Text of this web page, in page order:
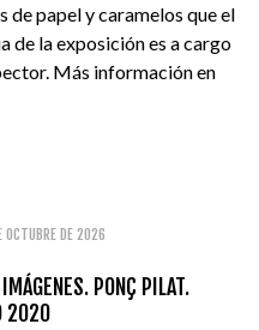
papel y caramelos que el
de la exposición es a cargo
Más información en
DE 2026
PONÇ PILAT.
2020